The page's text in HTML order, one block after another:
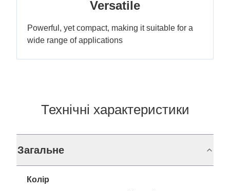
Versatile
Powerful, yet compact, making it suitable for a
wide range of applications
Технічні характеристики
Загальне
Колір